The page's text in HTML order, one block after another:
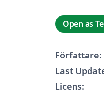
Open as
Författare:
Last
Licens: